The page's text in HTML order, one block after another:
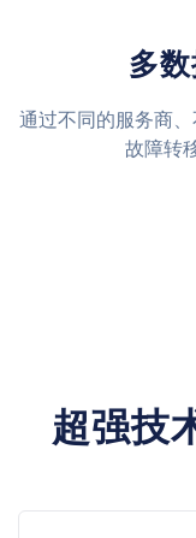
多
通过不同的服务商、
故障转
超强技